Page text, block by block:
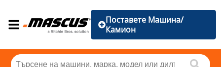
Поставете Машина/
Камион